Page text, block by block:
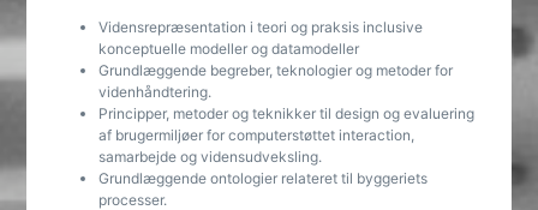
Vidensrepræsentation i teori og praksis inclusive
konceptuelle modeller og datamodeller
Grundlæggende begreber, teknologier og metoder for
videnhåndtering.
Principper, metoder og teknikker til design og evaluering
af brugermiljøer for computerstøttet interaction,
samarbejde og vidensudveksling.
Grundlæggende ontologier relateret til byggeriets
processer.